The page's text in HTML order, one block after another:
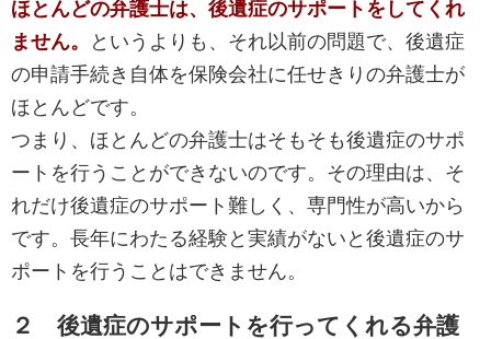
ほとんどの弁護士は、後遺症のサポートをしてくれ
ません。
というよりも、それ以前の問題で、後遺症
の申請手続き自体を保険会社に任せきりの弁護士が
ほとんどです。
つまり、ほとんどの弁護士はそもそも後遺症のサポ
ートを行うことができないのです。その理由は、そ
れだけ後遺症のサポート難しく、専門性が高いから
です。長年にわたる経験と実績がないと後遺症のサ
ポートを行うことはできません。
２ 後遺症のサポートを行ってくれる弁護